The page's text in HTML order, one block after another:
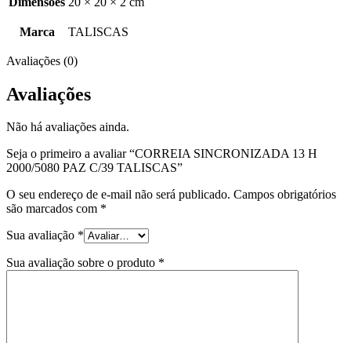
Marca TALISCAS
Avaliações (0)
Avaliações
Não há avaliações ainda.
Seja o primeiro a avaliar “CORREIA SINCRONIZADA 13 H
2000/5080 PAZ C/39 TALISCAS”
O seu endereço de e-mail não será publicado. Campos obrigatórios
são marcados com *
Sua avaliação *
Sua avaliação sobre o produto *